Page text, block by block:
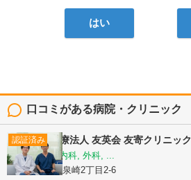
はい
口コミがある病院・クリニック
認証済み 医療法人 友英会 友寄クリニック
内科, 消化器内科, 外科, ...
沖縄県那覇市泉崎2丁目2-6